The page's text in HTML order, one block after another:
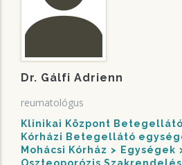
Dr. Gálfi Adrienn
reumatológus
Klinikai Központ
Kórházi Betegellátó
Mohácsi Kórház
Egységek